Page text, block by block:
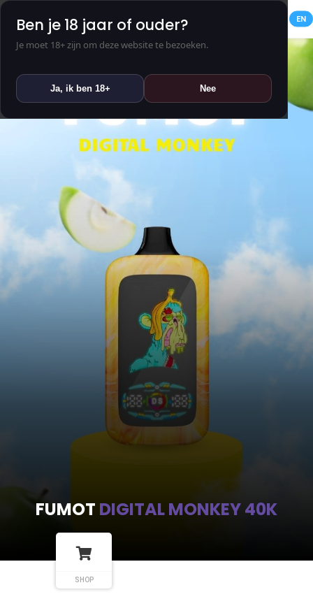
Ben je 18 jaar of ouder?
Je moet 18+ zijn om deze website te bezoeken.
Ja, ik ben 18+ Nee
EN
FUMOT DIGITAL MONKEY 40K
SHOP